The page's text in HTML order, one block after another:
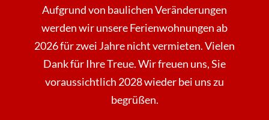
Aufgrund von baulichen Veränderungen
werden wir unsere Ferienwohnungen ab
2026 für zwei Jahre nicht vermieten. Vielen
Dank für Ihre Treue. Wir freuen uns, Sie
voraussichtlich 2028 wieder bei uns zu
begrüßen.